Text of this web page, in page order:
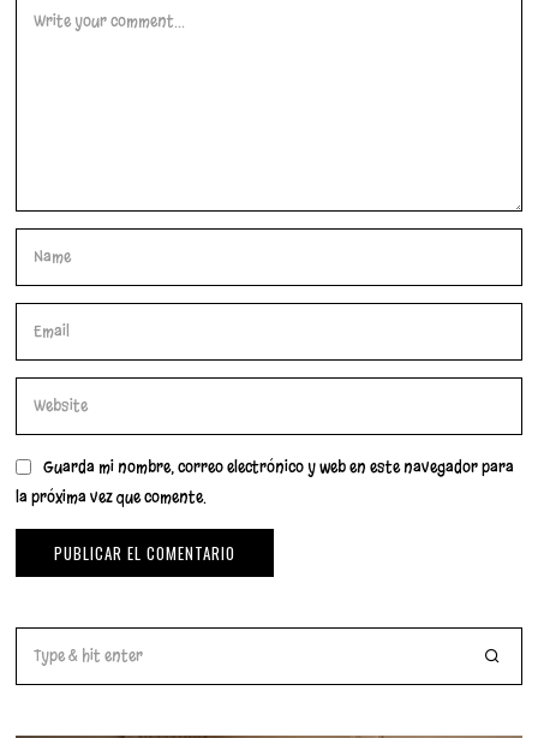
Guarda mi nombre, correo electrónico y web en este navegador para
la próxima vez que comente.